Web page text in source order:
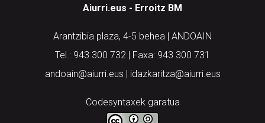
Aiurri.eus - Erroitz BM
Arantzibia plaza, 4-5 behea | ANDOAIN
Tel.: 943 300 732 | Faxa: 943 300 731
andoain@aiurri.eus | idazkaritza@aiurri.eus
Codesyntaxek garatua